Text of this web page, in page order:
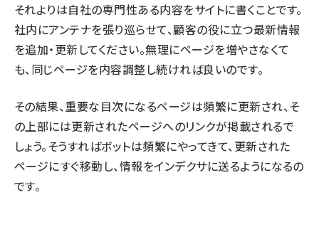
それよりは自社の専門性ある内容をサイトに書くことです。
社内にアンテナを張り巡らせて、顧客の役に立つ最新情報
を追加・更新してください。無理にページを増やさなくて
も、同じページを内容調整し続ければ良いのです。
その結果、重要な目次になるページは頻繁に更新され、そ
の上部には更新されたページへのリンクが掲載されるで
しょう。そうすればボットは頻繁にやってきて、更新された
ページにすぐ移動し、情報をインデクサに送るようになるの
です。